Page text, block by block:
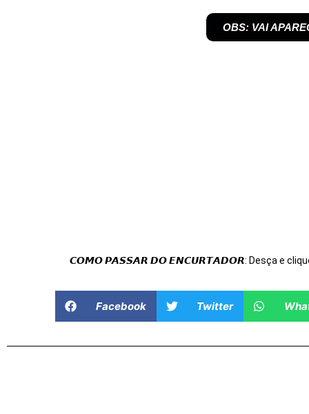
OBS: VAI
𝘾𝙊𝙈𝙊 𝙋𝘼𝙎𝙎𝘼𝙍 𝘿𝙊 𝙀𝙉𝘾𝙐𝙍𝙏𝘼𝘿𝙊𝙍: Desça e clique
Facebook Twitter